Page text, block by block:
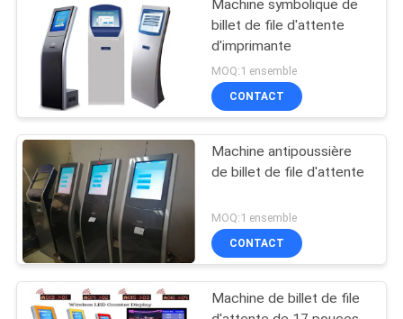
Machine symbolique de
billet de file d'attente
d'imprimante
MOQ:1 ensemble
CONTACT
Machine antipoussière
de billet de file d'attente
MOQ:1 ensemble
CONTACT
Machine de billet de file